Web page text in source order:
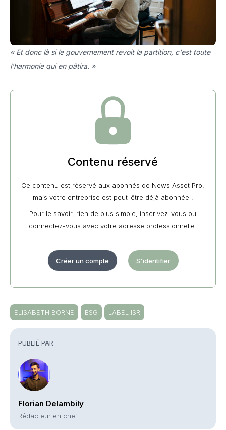
PUBLIÉ PAR
Florian Delambily
Rédacteur en chef
« Et donc là si le gouvernement revoit la partition, c'est toute
l'harmonie qui en pâtira. »
Contenu réservé
Ce contenu est réservé aux abonnés de News Asset Pro,
mais votre entreprise est peut-être déjà abonnée !
Pour le savoir, rien de plus simple, inscrivez-vous ou
connectez-vous avec votre adresse professionnelle.
Créer un compte S'identifier
ELISABETH BORNE ESG LABEL ISR